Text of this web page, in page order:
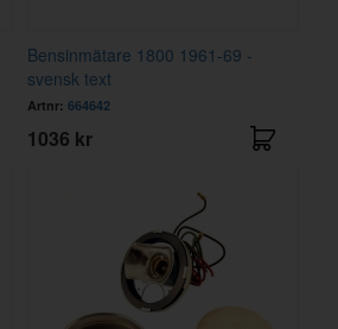
Bensinmätare 1800 1961-69 -
svensk text
Artnr:664642
1036 kr